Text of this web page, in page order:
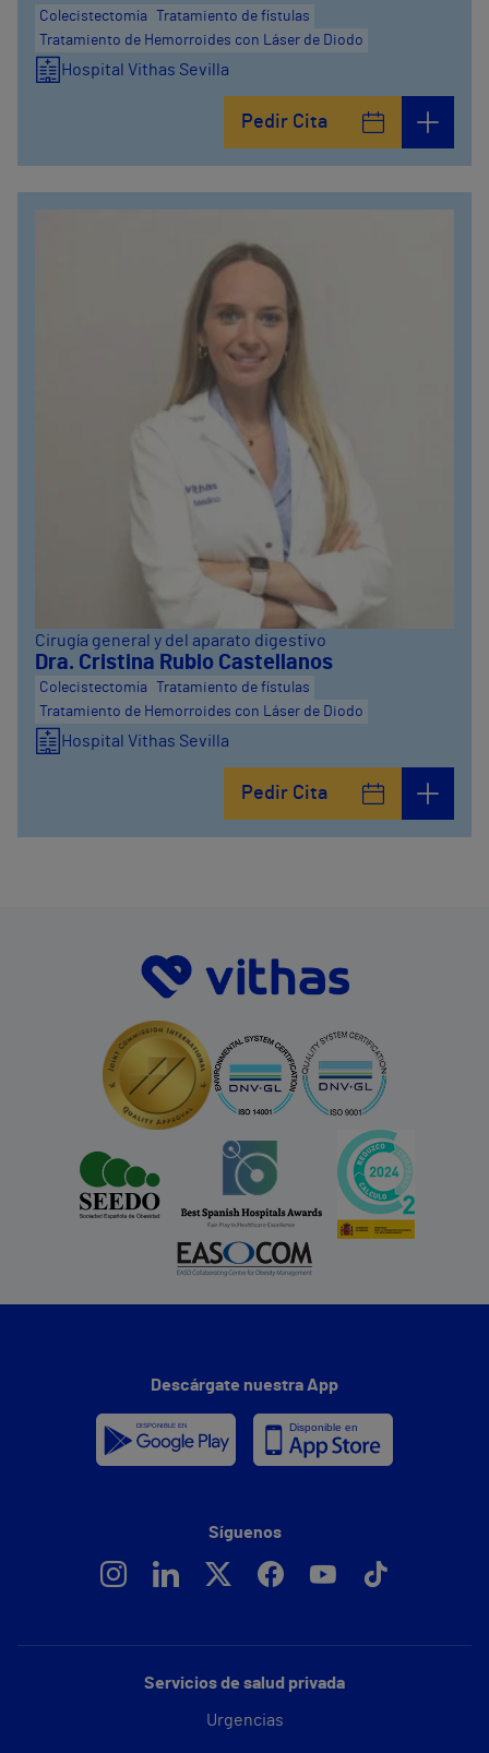
Colecistectomía
Tratamiento de fístulas
Tratamiento de Hemorroides con Láser de Diodo
Hospital Vithas Sevilla
Pedir Cita
Cirugía general y del aparato digestivo
Dra. Cristina Rubio Castellanos
Colecistectomía
Tratamiento de fístulas
Tratamiento de Hemorroides con Láser de Diodo
Hospital Vithas Sevilla
Pedir Cita
Servicios de salud privada
Urgencias
Descárgate nuestra App
Síguenos